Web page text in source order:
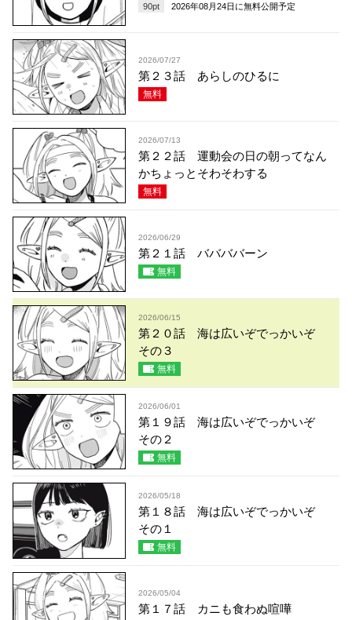
90pt 2026年08月24日 に無料公開予定
2026/07/27
第２３話 あらしのひるに
無料
2026/07/13
第２２話 運動会の日の朝ってなん
かちょっとそわそわする
無料
2026/06/29
第２１話 ババババーン
無料
2026/06/15
第２０話 海は広いぞでっかいぞ
その３
無料
2026/06/01
第１９話 海は広いぞでっかいぞ
その２
無料
2026/05/18
第１８話 海は広いぞでっかいぞ
その１
無料
2026/05/04
第１７話 カニも食わぬ喧嘩